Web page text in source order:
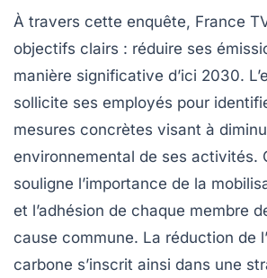
À travers cette enquête, France
objectifs clairs : réduire ses
manière significative d’ici 2030.
sollicite ses employés pour
mesures concrètes visant à
environnemental de ses activités.
souligne l’importance de la
et l’adhésion de chaque membre
cause commune. La réduction de
carbone s’inscrit ainsi dans une